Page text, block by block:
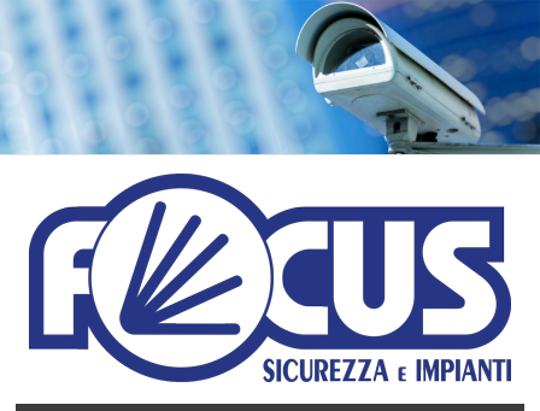
Salta
contenuto